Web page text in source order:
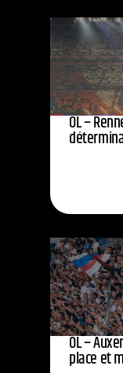
OL –
OL –
place et